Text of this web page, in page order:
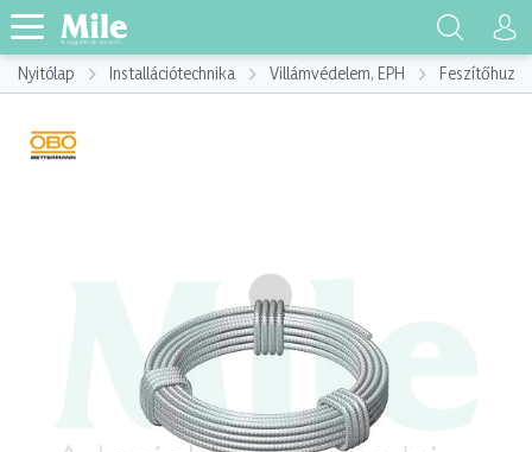
Nyitólap Installációtechnika Villámvédelem, EPH